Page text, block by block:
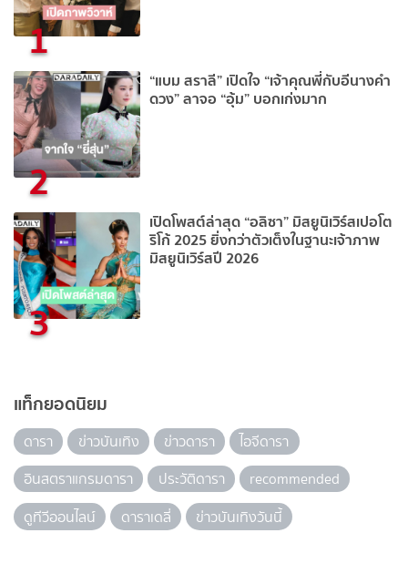
1
2
“แบม สราลี” เปิดใจ “เจ้าคุณพี่กับอีนางคำ
ดวง” ลาจอ “อุ้ม” บอกเก่งมาก
3
เปิดโพสต์ล่าสุด “อลิซา” มิสยูนิเวิร์สเปอโต
ริโก้ 2025 ยิ่งกว่าตัวเต็งในฐานะเจ้าภาพ
มิสยูนิเวิร์สปี 2026
แท็กยอดนิยม
ดารา ข่าวบันเทิง ข่าวดารา
ไอจีดารา
อินสตราแกรมดารา
ประวัติดารา
recommended
ดูทีวีออนไลน์
ดาราเดลี่ ข่าวบันเทิงวันนี้